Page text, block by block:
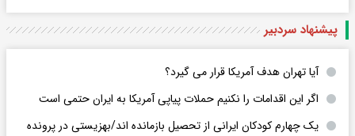
پیشنهاد سردبیر
آیا تهران هدف آمریکا قرار می گیرد؟
اگر این اقدامات را نکنیم حملات پیاپی آمریکا به ایران حتمی است
یک چهارم کودکان ایرانی از تحصیل بازمانده اند/بهزیستی در پرونده